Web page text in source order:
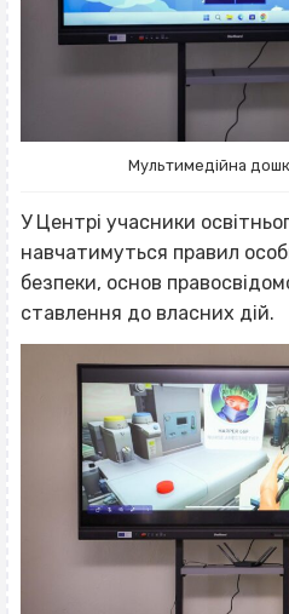
Мультимедійна
У Центрі учасники
навчатимуться правил
безпеки, основ
ставлення до власних дій.